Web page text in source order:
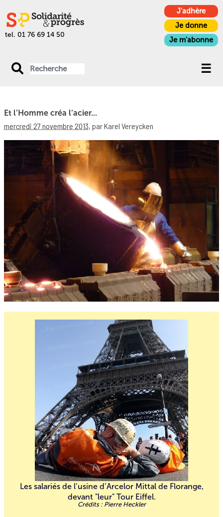
tel. 01 76 69 14 50
J'adhère
Je donne
Je m'abonne
Et l’Homme créa l’acier...
mercredi 27 novembre 2013, par Karel Vereycken
Les salariés de l’usine d’Arcelor Mittal de Florange,
devant "leur" Tour Eiffel.
Pierre Heckler